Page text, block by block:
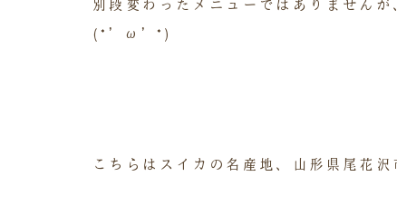
別段変わったメニューではありません
(*’ω’*)
こちらはスイカの名産地、山形県尾花